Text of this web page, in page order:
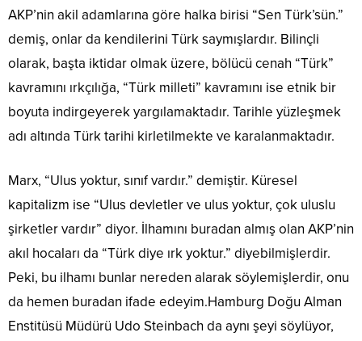
AKP’nin akil adamlarına göre halka birisi “Sen Türk’sün.”
demiş, onlar da kendilerini Türk saymışlardır. Bilinçli
olarak, başta iktidar olmak üzere, bölücü cenah “Türk”
kavramını ırkçılığa, “Türk milleti” kavramını ise etnik bir
boyuta indirgeyerek yargılamaktadır. Tarihle yüzleşmek
adı altında Türk tarihi kirletilmekte ve karalanmaktadır.
Marx, “Ulus yoktur, sınıf vardır.” demiştir. Küresel
kapitalizm ise “Ulus devletler ve ulus yoktur, çok uluslu
şirketler vardır” diyor. İlhamını buradan almış olan AKP’nin
akıl hocaları da “Türk diye ırk yoktur.” diyebilmişlerdir.
Peki, bu ilhamı bunlar nereden alarak söylemişlerdir, onu
da hemen buradan ifade edeyim.Hamburg Doğu Alman
Enstitüsü Müdürü Udo Steinbach da aynı şeyi söylüyor,